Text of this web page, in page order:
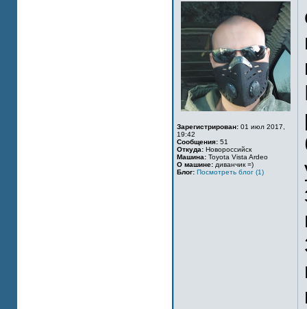
Зарегистрирован: 01 июл 2017,
19:42
Сообщения: 51
Откуда: Новороссийск
Машина: Toyota Vista Ardeo
О машине: диванчик =)
Блог: Посмотреть блог (1)